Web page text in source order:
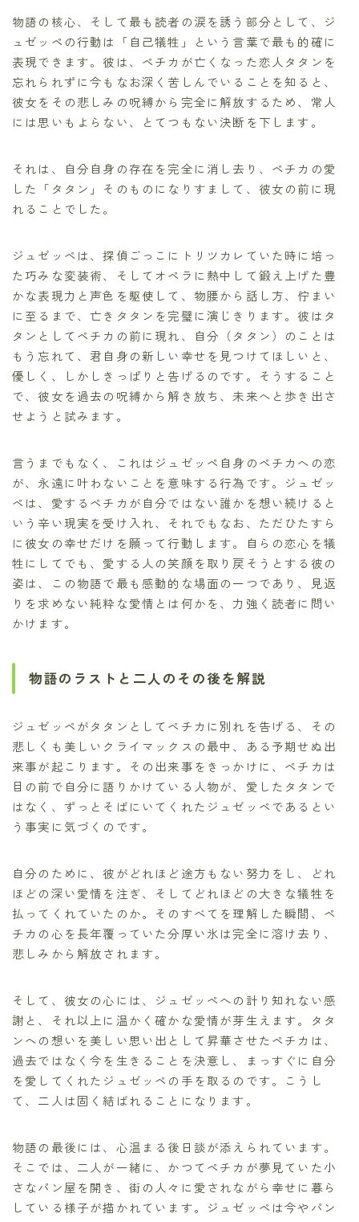
物語の核心、そして最も読者の涙を誘う部分として、ジ
ュゼッペの行動は「自己犠牲」という言葉で最も的確に
表現できます。彼は、ペチカが亡くなった恋人タタンを
忘れられずに今もなお深く苦しんでいることを知ると、
彼女をその悲しみの呪縛から完全に解放するため、常人
には思いもよらない、とてつもない決断を下します。
それは、自分自身の存在を完全に消し去り、ペチカの愛
した「タタン」そのものになりすまして、彼女の前に現
れることでした。
ジュゼッペは、探偵ごっこにトリツカレていた時に培っ
た巧みな変装術、そしてオペラに熱中して鍛え上げた豊
かな表現力と声色を駆使して、物腰から話し方、佇まい
に至るまで、亡きタタンを完璧に演じきります。彼はタ
タンとしてペチカの前に現れ、自分（タタン）のことは
もう忘れて、君自身の新しい幸せを見つけてほしいと、
優しく、しかしきっぱりと告げるのです。そうすること
で、彼女を過去の呪縛から解き放ち、未来へと歩き出さ
せようと試みます。
言うまでもなく、これはジュゼッペ自身のペチカへの恋
が、永遠に叶わないことを意味する行為です。ジュゼッ
ペは、愛するペチカが自分ではない誰かを想い続けると
いう辛い現実を受け入れ、それでもなお、ただひたすら
に彼女の幸せだけを願って行動します。自らの恋心を犠
牲にしてでも、愛する人の笑顔を取り戻そうとする彼の
姿は、この物語で最も感動的な場面の一つであり、見返
りを求めない純粋な愛情とは何かを、力強く読者に問い
かけます。
物語のラストと二人のその後を解説
ジュゼッペがタタンとしてペチカに別れを告げる、その
悲しくも美しいクライマックスの最中、ある予期せぬ出
来事が起こります。その出来事をきっかけに、ペチカは
目の前で自分に語りかけている人物が、愛したタタンで
はなく、ずっとそばにいてくれたジュゼッペであるとい
う事実に気づくのです。
自分のために、彼がどれほど途方もない努力をし、どれ
ほどの深い愛情を注ぎ、そしてどれほどの大きな犠牲を
払ってくれていたのか。そのすべてを理解した瞬間、ペ
チカの心を長年覆っていた分厚い氷は完全に溶け去り、
悲しみから解放されます。
そして、彼女の心には、ジュゼッペへの計り知れない感
謝と、それ以上に温かく確かな愛情が芽生えます。タタ
ンへの想いを美しい思い出として昇華させたペチカは、
過去ではなく今を生きることを決意し、まっすぐに自分
を愛してくれたジュゼッペの手を取るのです。こうし
て、二人は固く結ばれることになります。
物語の最後には、心温まる後日談が添えられています。
そこでは、二人が一緒に、かつてペチカが夢見ていた小
さなパン屋を開き、街の人々に愛されながら幸せに暮ら
している様子が描かれています。ジュゼッペは今やパン